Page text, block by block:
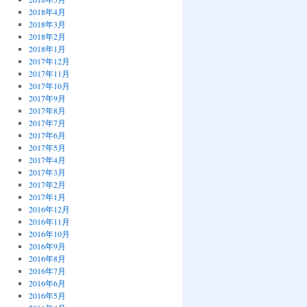
2018年4月
2018年3月
2018年2月
2018年1月
2017年12月
2017年11月
2017年10月
2017年9月
2017年8月
2017年7月
2017年6月
2017年5月
2017年4月
2017年3月
2017年2月
2017年1月
2016年12月
2016年11月
2016年10月
2016年9月
2016年8月
2016年7月
2016年6月
2016年5月